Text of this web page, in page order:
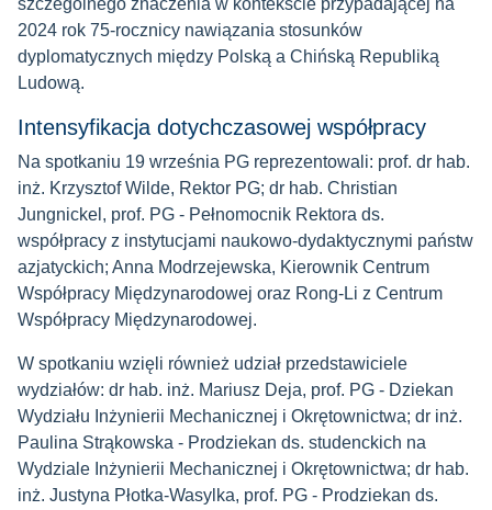
szczególnego znaczenia w kontekście przypadającej na
2024 rok 75-rocznicy nawiązania stosunków
dyplomatycznych między Polską a Chińską Republiką
Ludową.
Intensyfikacja dotychczasowej współpracy
Na spotkaniu 19 września PG reprezentowali: prof. dr hab.
inż. Krzysztof Wilde, Rektor PG; dr hab. Christian
Jungnickel, prof. PG - Pełnomocnik Rektora ds.
współpracy z instytucjami naukowo-dydaktycznymi państw
azjatyckich; Anna Modrzejewska, Kierownik Centrum
Współpracy Międzynarodowej oraz Rong-Li z Centrum
Współpracy Międzynarodowej.
W spotkaniu wzięli również udział przedstawiciele
wydziałów: dr hab. inż. Mariusz Deja, prof. PG - Dziekan
Wydziału Inżynierii Mechanicznej i Okrętownictwa; dr inż.
Paulina Strąkowska - Prodziekan ds. studenckich na
Wydziale Inżynierii Mechanicznej i Okrętownictwa; dr hab.
inż. Justyna Płotka-Wasylka, prof. PG - Prodziekan ds.